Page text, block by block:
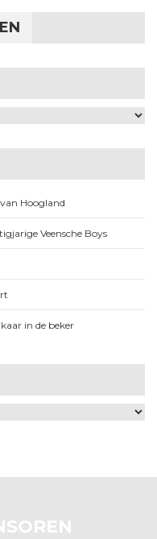
van Hoogland
Veensche Boys
in de beker